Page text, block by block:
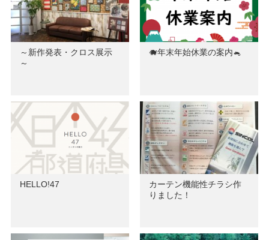
～新作発表・クロス展示
～
🐗年末年始休業の案内🐁
HELLO!47
カーテン機能性チラシ作
りました！